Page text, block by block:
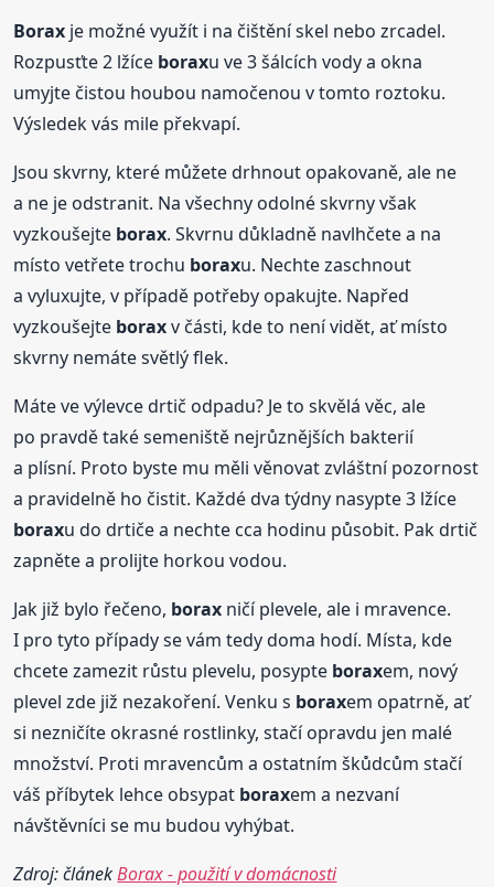
Borax je možné využít i na čištění skel nebo zrcadel.
Rozpusťte 2 lžíce boraxu ve 3 šálcích vody a okna
umyjte čistou houbou namočenou v tomto roztoku.
Výsledek vás mile překvapí.
Jsou skvrny, které můžete drhnout opakovaně, ale ne
a ne je odstranit. Na všechny odolné skvrny však
vyzkoušejte borax. Skvrnu důkladně navlhčete a na
místo vetřete trochu boraxu. Nechte zaschnout
a vyluxujte, v případě potřeby opakujte. Napřed
vyzkoušejte boraxv části, kde to není vidět, ať místo
skvrny nemáte světlý flek.
Máte ve výlevce drtič odpadu? Je to skvělá věc, ale
po pravdě také semeniště nejrůznějších bakterií
a plísní. Proto byste mu měli věnovat zvláštní pozornost
a pravidelně ho čistit. Každé dva týdny nasypte 3 lžíce
boraxu do drtiče a nechte cca hodinu působit. Pak drtič
zapněte a prolijte horkou vodou.
Jak již bylo řečeno, borax ničí plevele, ale i mravence.
I pro tyto případy se vám tedy doma hodí. Místa, kde
chcete zamezit růstu plevelu, posypte boraxem, nový
plevel zde již nezakoření. Venku s boraxem opatrně, ať
si nezničíte okrasné rostlinky, stačí opravdu jen malé
množství. Proti mravencům a ostatním škůdcům stačí
váš příbytek lehce obsypat boraxem a nezvaní
návštěvníci se mu budou vyhýbat.
Zdroj: článekBorax - použití v domácnosti